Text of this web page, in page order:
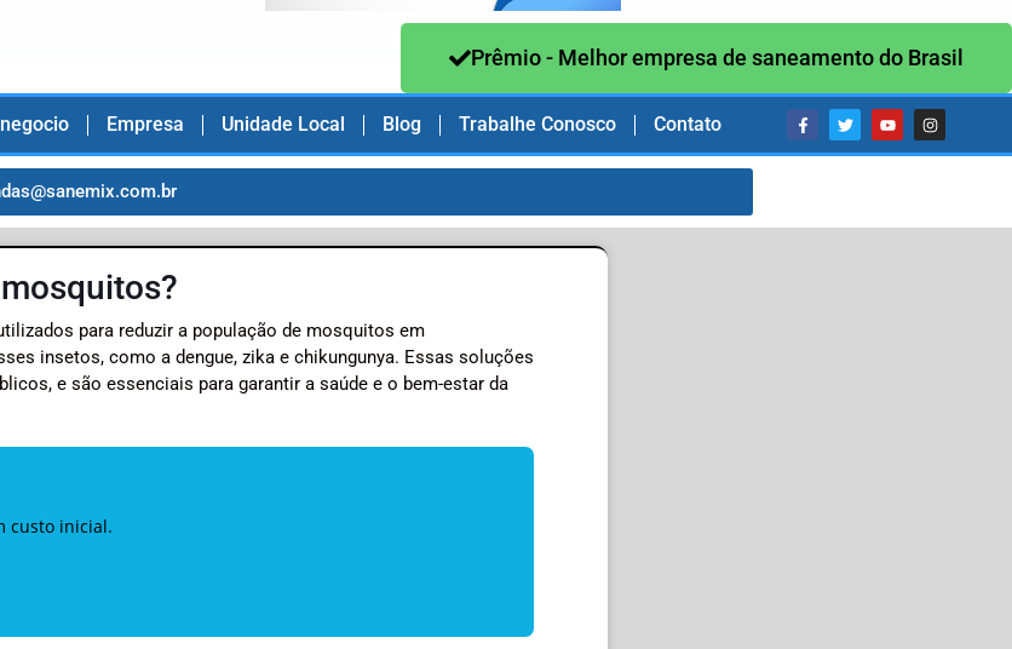
Prêmio - Melhor empresa de saneamento do Brasil
Empresa Unidade Local Blog Trabalhe Conosco Contato
para reduzir a população de mosquitos em
insetos, como a dengue, zika e chikungunya. Essas soluções
e são essenciais para garantir a saúde e o bem-estar da
custo inicial.